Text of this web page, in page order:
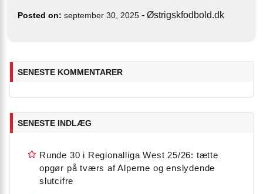
Posted on: september 30, 2025 - Østrigskfodbold.dk
SENESTE KOMMENTARER
SENESTE INDLÆG
Runde 30 i Regionalliga West 25/26: tætte
opgør på tværs af Alperne og enslydende
slutcifre